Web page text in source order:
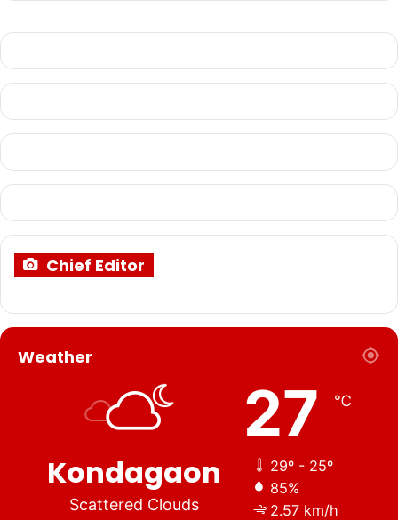
Chief Editor
Weather
Kondagaon
Scattered Clouds
27 ℃
29º - 25º
85%
2.57 km/h